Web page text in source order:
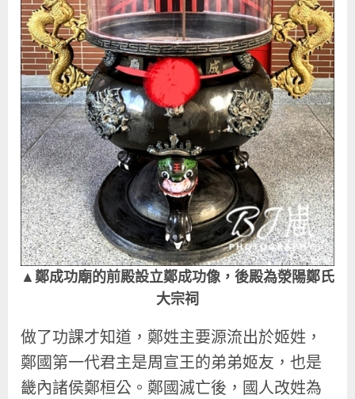
▲鄭成功廟的前殿設立鄭成功像，後殿為滎陽鄭氏
大宗祠
做了功課才知道，鄭姓主要源流出於姬姓，
鄭國第一代君主是周宣王的弟弟姬友，也是
畿內諸侯鄭桓公。鄭國滅亡後，國人改姓為